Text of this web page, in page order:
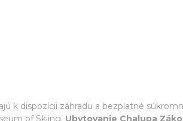
k dispozícii záhradu a bezplatné
of Skiing. Ubytovanie Chalupa